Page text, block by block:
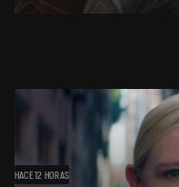
HACE 12 HORAS